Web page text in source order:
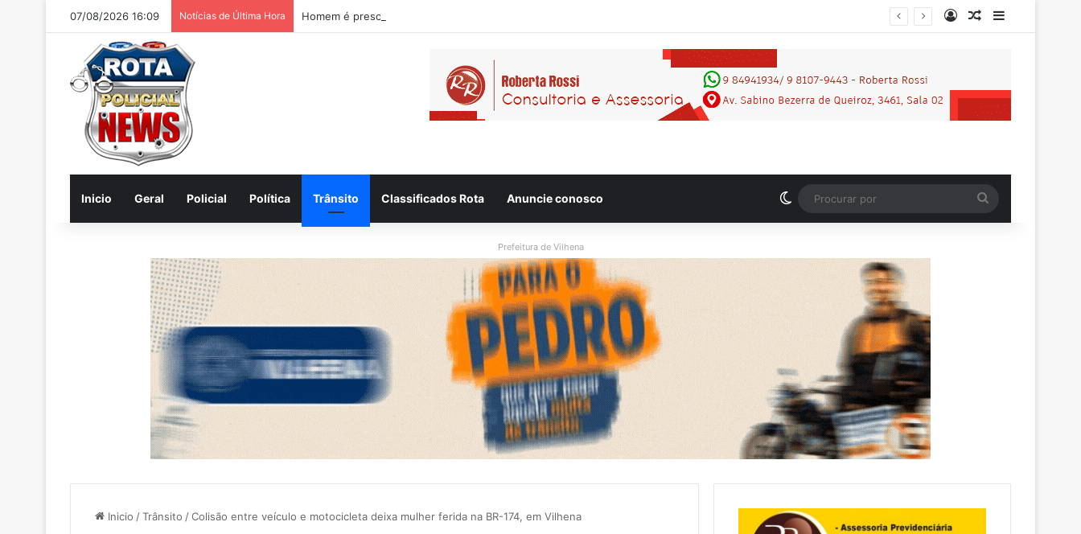
07/08/2026 16:09 Notícias de Última Hora Homem é preso após ser flagrado repassando porção de maconha a garoto de 14 anos em praça de Vilhena EntrarArtigo aleatório
Inicio Geral Policial Política Trânsito Classificados Rota Anuncie conosco Switch skin
por
Prefeitura de Vilhena
Inicio /Trânsito /Colisão entre veículo e motocicleta deixa mulher ferida na BR-174, em Vilhena